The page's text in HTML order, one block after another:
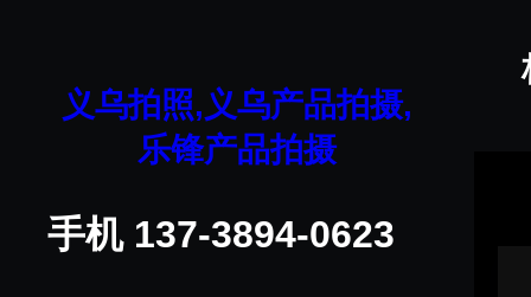
义乌拍照,义乌产品拍摄,
乐锋产品拍摄
手机 137-3894-0623